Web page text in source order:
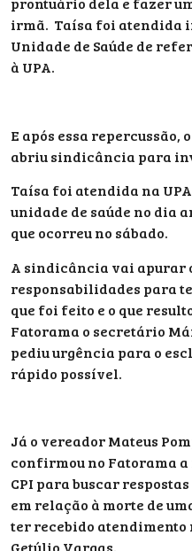
irmã. Taísa foi atendida
Unidade de Saúde de
à UPA.
E após essa repercussão,
abriu sindicância para
Taísa foi atendida na
unidade de saúde no dia
que ocorreu no sábado.
A sindicância vai apurar
responsabilidades para
que foi feito e o que
Fatorama o secretário
pediu urgência para o
rápido possível.
Já o vereador Mateus
confirmou no Fatorama
CPI para buscar
em relação à morte de
ter recebido atendimento